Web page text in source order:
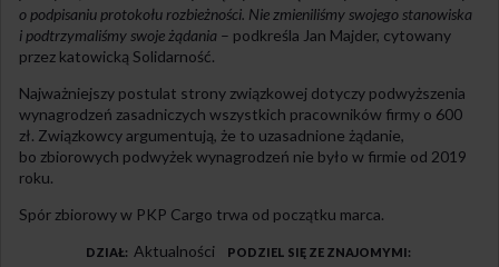
o podpisaniu protokołu rozbieżności. Nie zmieniliśmy swojego stanowiska
i podtrzymaliśmy swoje żądania – podkreśla Jan Majder, cytowany
przez katowicką Solidarność.
Najważniejszy postulat strony związkowej dotyczy podwyższenia
wynagrodzeń zasadniczych wszystkich pracowników firmy o 600
zł. Związkowcy argumentują, że to uzasadnione żądanie,
bo zbiorowych podwyżek wynagrodzeń nie było w firmie od 2019
roku.
Spór zbiorowy w PKP Cargo trwa od początku marca.
DZIAŁ Aktualności PODZIEL SIĘ ZE ZNAJOMYMI